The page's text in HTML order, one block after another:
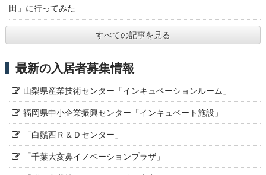
田」に行ってみた
すべての記事を見る
最新の入居者募集情報
山梨県産業技術センター「インキュベーションルーム」
福岡県中小企業振興センター「インキュベート施設」
「白鬚西Ｒ＆Ｄセンター」
「千葉大亥鼻イノベーションプラザ」